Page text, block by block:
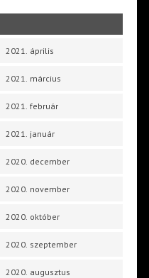
2021. április
2021. március
2021. február
2021. január
2020. december
2020. november
2020. október
2020. szeptember
2020. augusztus